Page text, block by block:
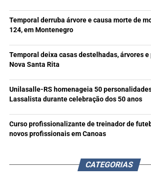
Temporal derruba árvore e causa morte de
124, em Montenegro
Temporal deixa casas destelhadas, árvores
Nova Santa Rita
Unilasalle-RS homenageia 50
Lassalista durante celebração dos 50 anos
Curso profissionalizante de treinador de
novos profissionais em Canoas
CATEGORIAS